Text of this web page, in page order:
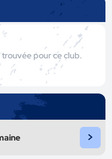
pour ce club.
>